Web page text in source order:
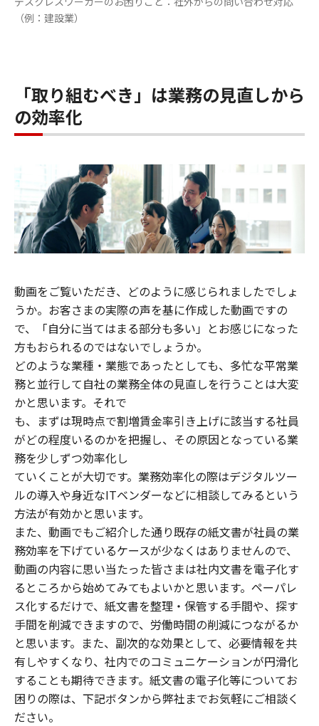
（例：建設業）
「取り組むべき」は業務の見直しから
の効率化
動画をご覧いただき、どのように感じられましたでしょ
うか。お客さまの実際の声を基に作成した動画ですの
で、「自分に当てはまる部分も多い」とお感じになった
方もおられるのではないでしょうか。
どのような業種‧業態であったとしても、多忙な平常業
務と並⾏して⾃社の業務全体の⾒直しを⾏うことは⼤変
かと思います。それで
も、まずは現時点で割増賃⾦率引き上げに該当する社員
がどの程度いるのかを把握し、その原因となっている業
務を少しずつ効率化し
ていくことが⼤切です。業務効率化の際はデジタルツー
ルの導⼊や⾝近なITベンダーなどに相談してみるという
⽅法が有効かと思います。
また、動画でもご紹介した通り既存の紙文書が社員の業
務効率を下げているケースが少なくはありませんので、
動画の内容に思い当たった皆さまは社内文書を電子化す
るところから始めてみてもよいかと思います。ペーパレ
ス化するだけで、紙文書を整理・保管する手間や、探す
手間を削減できますので、労働時間の削減につながるか
と思います。また、副次的な効果として、必要情報を共
有しやすくなり、社内でのコミュニケーションが円滑化
することも期待できます。紙文書の電子化等についてお
困りの際は、下記ボタンから弊社までお気軽にご相談く
ださい。